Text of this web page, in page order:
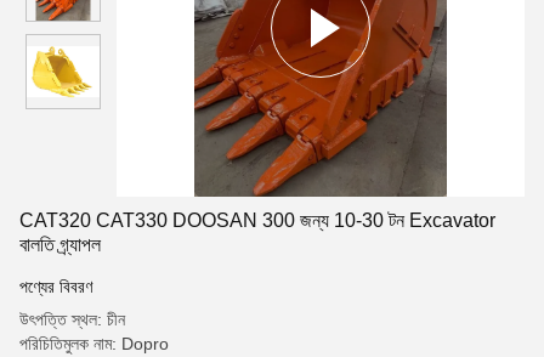
CAT320 CAT330 DOOSAN 300 জন্য 10-30 টন Excavator
বালতি গ্র্যাপল
পণ্যের বিবরণ
উৎপত্তি স্থল: চীন
পরিচিতিমুলক নাম: Dopro